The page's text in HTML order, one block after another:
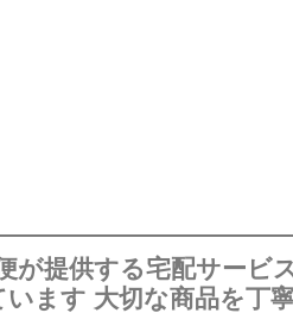
が提供する宅配サービ
ます 大切な商品を丁